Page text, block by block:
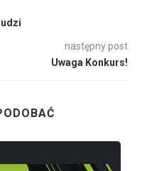
następny post
Uwaga Konkurs!